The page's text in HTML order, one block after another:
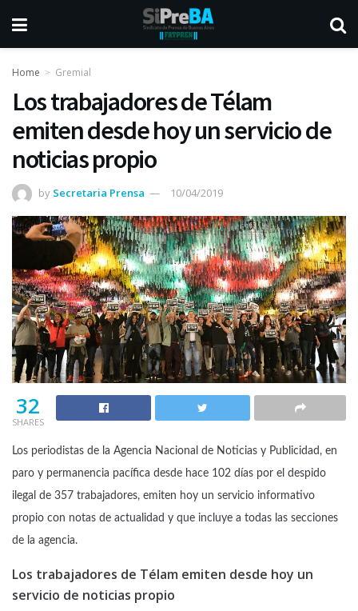
Home Gremial
Los trabajadores de Télam
emiten desde hoy un servicio de
noticias propio
by Secretaria Prensa 10/04/2019
32
SHARES
Los periodistas de la Agencia Nacional de Noticias y Publicidad, en
paro y permanencia pacífica desde hace 102 días por el despido
ilegal de 357 trabajadores, emiten hoy un servicio informativo
propio con notas de actualidad y que incluye a todas las secciones
de la agencia.
Los trabajadores de Télam emiten desde hoy un
servicio de noticias propio